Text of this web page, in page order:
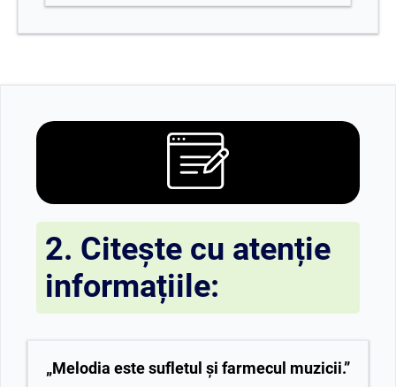
2. Citește cu atenție
informațiile:
„Melodia este sufletul și farmecul muzicii.”